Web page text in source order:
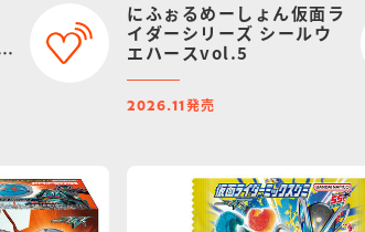
にふぉるめーしょん仮面ラ
イダーシリーズ シールウ
エハースvol.5
2026.11 発売